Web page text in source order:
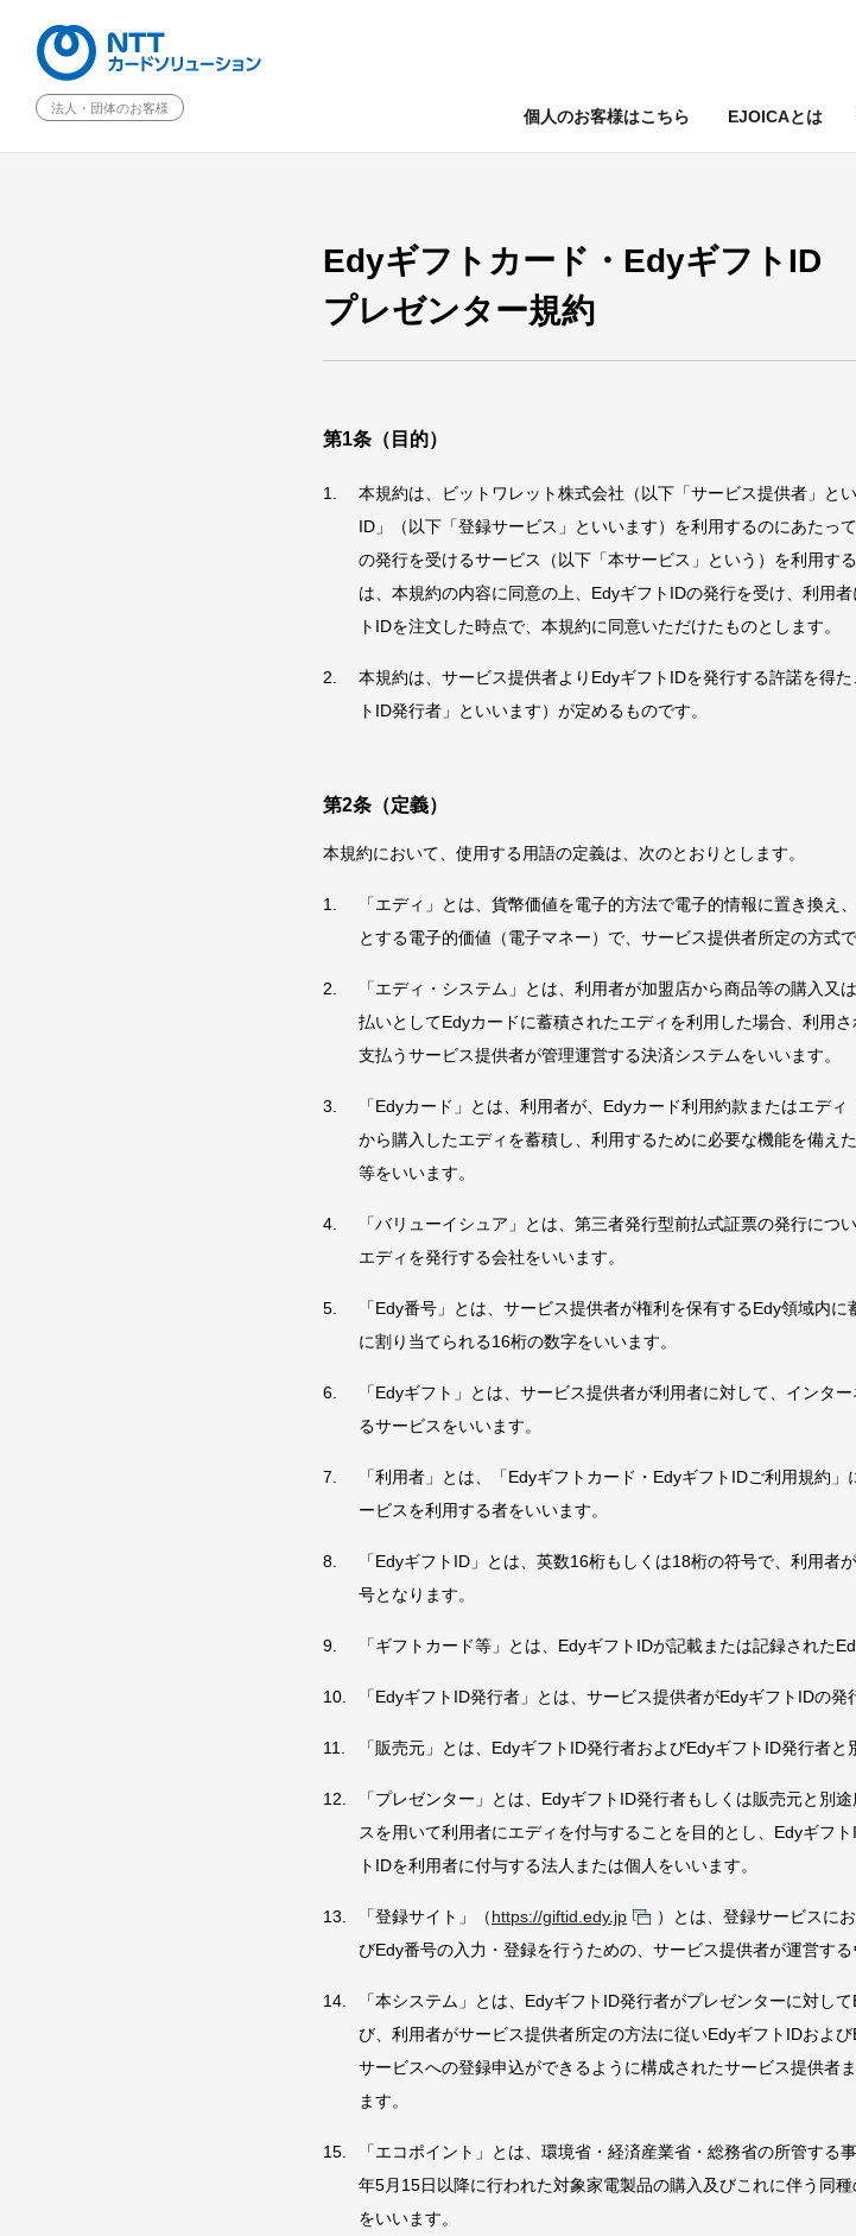
法人・団体のお客様 個人のお客様はこちら EJOICAとは
Edyギフトカード・EdyギフトID
プレゼンター規約
第1条（目的）
本規約は、ビットワレット株式会社（以下「サービス提供者」と
ID」（以下「登録サービス」といいます）を利用するのにあたっ
の発行を受けるサービス（以下「本サービス」という）を利用す
は、本規約の内容に同意の上、EdyギフトIDの発行を受け、利用
トIDを注文した時点で、本規約に同意いただけたものとします。
本規約は、サービス提供者よりEdyギフトIDを発行する許諾を得
トID発行者」といいます）が定めるものです。
第2条（定義）
本規約において、使用する用語の定義は、次のとおりとします。
「エディ」とは、貨幣価値を電子的方法で電子的情報に置き換
とする電子的価値（電子マネー）で、サービス提供者所定の方式
「エディ・システム」とは、利用者が加盟店から商品等の購入
払いとしてEdyカードに蓄積されたエディを利用した場合、利用
支払うサービス提供者が管理運営する決済システムをいいます。
「Edyカード」とは、利用者が、Edyカード利用約款またはエデ
から購入したエディを蓄積し、利用するために必要な機能を備え
等をいいます。
「バリューイシュア」とは、第三者発行型前払式証票の発行に
エディを発行する会社をいいます。
「Edy番号」とは、サービス提供者が権利を保有するEdy領域内
に割り当てられる16桁の数字をいいます。
「Edyギフト」とは、サービス提供者が利用者に対して、インタ
るサービスをいいます。
「利用者」とは、「Edyギフトカード・EdyギフトIDご利用規約
ービスを利用する者をいいます。
「EdyギフトID」とは、英数16桁もしくは18桁の符号で、利用
号となります。
「ギフトカード等」とは、EdyギフトIDが記載または記録された
「EdyギフトID発行者」とは、サービス提供者がEdyギフトIDの発
「販売元」とは、EdyギフトID発行者およびEdyギフトID発行者
「プレゼンター」とは、EdyギフトID発行者もしくは販売元と別
スを用いて利用者にエディを付与することを目的とし、Edyギフ
トIDを利用者に付与する法人または個人をいいます。
「登録サイト」（https://giftid.edy.jp
）とは、登録サービスに
びEdy番号の入力・登録を行うための、サービス提供者が運営する
「本システム」とは、EdyギフトID発行者がプレゼンターに対し
び、利用者がサービス提供者所定の方法に従いEdyギフトIDおよ
サービスへの登録申込ができるように構成されたサービス提供者
ます。
「エコポイント」とは、環境省・経済産業省・総務省の所管す
年5月15日以降に行われた対象家電製品の購入及びこれに伴う同
をいいます。